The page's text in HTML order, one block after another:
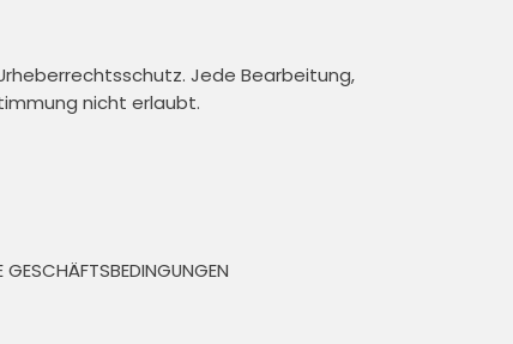
Jede Bearbeitung,
nicht erlaubt.
GESCHÄFTSBEDINGUNGEN